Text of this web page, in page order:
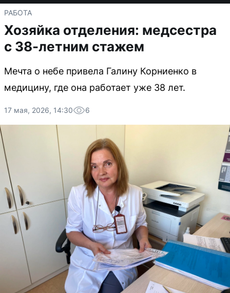
РАБОТА
Хозяйка отделения: медсестра
с 38-летним стажем
Мечта о небе привела Галину Корниенко в
медицину, где она работает уже 38 лет.
17 мая, 2026, 14:30 6